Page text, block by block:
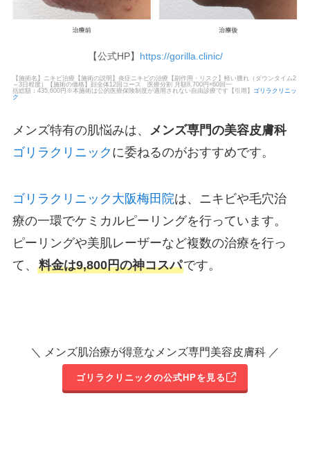
【公式HP】 https://gorilla.clinic/
【施術名】ニキビ治療【施術の説明】炎症ニキビの治療【副作用・リスク】軽い腫れ（ダウンタイム2
～3日程度）【施術の価格】顔全体12回コース 医療分割 月額8,700円×60回一
括総額：435,600円※本施術は公的医療保険制度が適用されない自由診療です【引用】
ゴリラクリニッ
ク
メンズ特有の肌悩みは、
メンズ専門の美容皮膚科
ゴリラクリニック に委ねるのがおすすめです。
ゴリラクリニック大阪梅田院は、ニキビや毛穴治
療の一環でケミカルピーリングを行っています。
ピーリングや美肌レーザーなど複数の治療を行っ
て、 料金は9,800円の神コスパです。
＼ メンズ肌治療が得意なメンズ専門美容皮膚科 ／
ゴリラクリニックの公式HPを見る